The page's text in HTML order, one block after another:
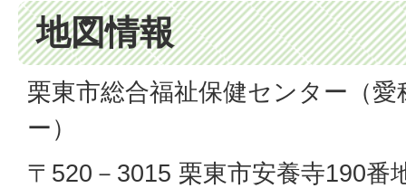
地図情報
栗東市総合福祉保健センター（
ー）
〒520－3015 栗東市安養寺190番